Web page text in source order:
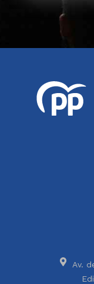
Av.